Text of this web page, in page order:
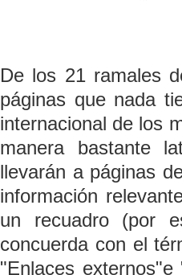
De los 21 ramales
páginas que nada
internacional de los
manera bastante
llevarán a páginas
información
un recuadro (por
concuerda con el
"Enlaces